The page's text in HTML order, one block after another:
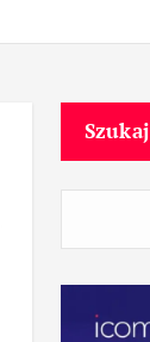
Szukaj